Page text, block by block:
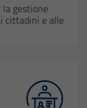
gestione
cittadini e alle